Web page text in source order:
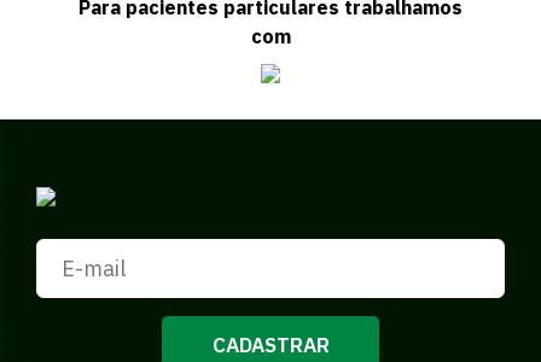
Para pacientes particulares trabalhamos
com
CADASTRAR